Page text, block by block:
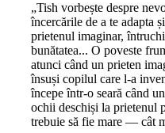
„Tish vorbește despre
încercările de a te adapta
prietenul imaginar,
bunătatea... O poveste
atunci când un prieten
însuși copilul care l-a
începe într-o seară când
ochii deschiși la prietenul
trebuie să fie mare — cât